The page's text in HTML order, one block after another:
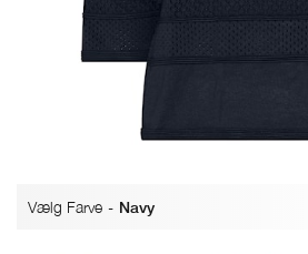
Vælg Farve - Navy